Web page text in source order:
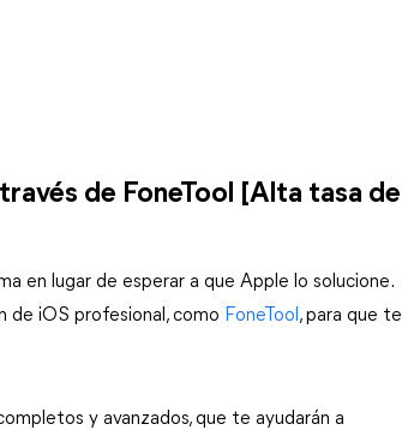
de FoneTool [Alta tasa de
en lugar de esperar a que Apple lo solucione.
de iOS profesional, como FoneTool , para que te
y avanzados, que te ayudarán a